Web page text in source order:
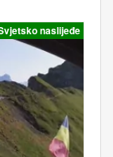
naslijeđe